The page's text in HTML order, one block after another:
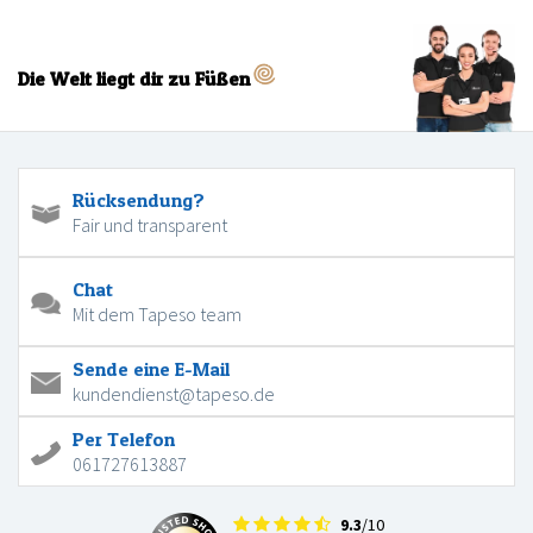
Die Welt liegt dir zu Füßen
Rücksendung?
Fair und transparent
Chat
Mit dem Tapeso team
Sende eine E-Mail
kundendienst@tapeso.de
Per Telefon
061727613887
9.3/10